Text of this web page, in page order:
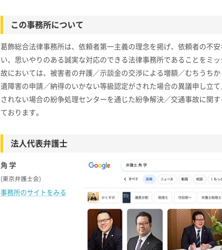
この事務所について
葛飾総合法律事務所は、依頼者第一主義の理念を掲げ、依頼者の不
い、思いやりのある誠実な対応のできる法律事務所であることをミ
故においては、被害者の弁護／示談金の交渉による増額／むちうち
遺障害の申請／納得のいかない等級認定がされた場合の異議申し立
されない場合の紛争処理センターを通じた紛争解決／交通事故に関
ております。
法人代表弁護士
角 学
(東京弁護士会)
事務所のサイトをみる